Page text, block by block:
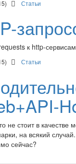
Статьи
к http-
Статьи
не стоит в
на всякий
сейчас?